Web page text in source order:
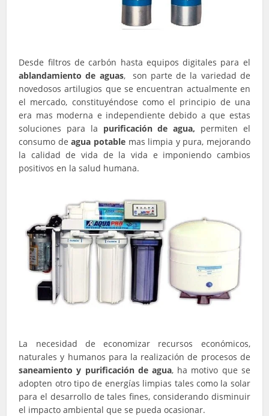
Desde filtros de carbón hasta equipos digitales para el
ablandamiento de aguas, son parte de la variedad de
novedosos artilugios que se encuentran actualmente en
el mercado, constituyéndose como el principio de una
era mas moderna e independiente debido a que estas
soluciones para la purificación de agua, permiten el
consumo deagua potablemas limpia y pura, mejorando
la calidad de vida de la vida e imponiendo cambios
positivos en la salud humana.
La necesidad de economizar recursos económicos,
naturales y humanos para la realización de procesos de
saneamiento y purificación de agua, ha motivo que se
adopten otro tipo de energías limpias tales como la solar
para el desarrollo de tales fines, considerando disminuir
el impacto ambiental que se pueda ocasionar.